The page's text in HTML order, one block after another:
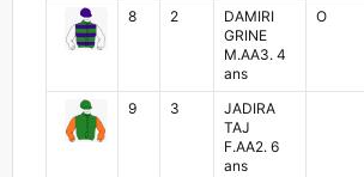
8 2
DAMIRI
GRINE
M.AA3. 4
ans
O
9 3
JADIRA
TAJ
F.AA2. 6
ans